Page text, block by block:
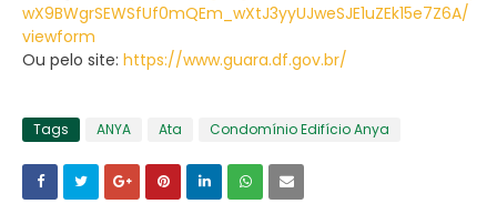
wX9BWgrSEWSfUf0mQEm_wXtJ3yyUJweSJE1uZEk15e7Z6A/
viewform
Ou pelo site: https://www.guara.df.gov.br/
Tags ANYA Ata Condomínio Edifício Anya